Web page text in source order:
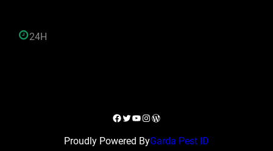
24H
Facebook
Twitter
YouTube
Instagram
WordPress
Proudly Powered ByGarda Pest ID